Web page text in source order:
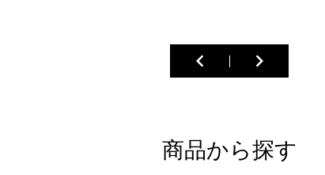
keyboard_arrow_left keyboard_arrow_right
商品から探す